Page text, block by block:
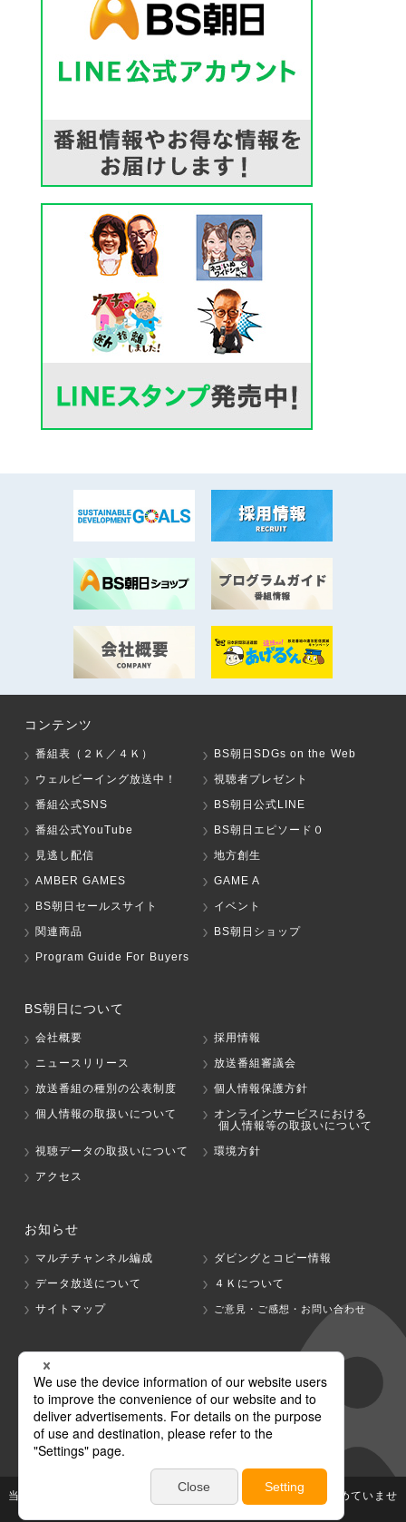
コンテンツ
番組表（２Ｋ／４Ｋ）
BS朝日SDGs on the Web
ウェルビーイング放送中！
視聴者プレゼント
番組公式SNS
BS朝日公式LINE
番組公式YouTube
BS朝日エピソード０
見逃し配信
地方創生
AMBER GAMES
GAME A
BS朝日セールスサイト
イベント
関連商品
BS朝日ショップ
Program Guide For Buyers
BS朝日について
会社概要
採用情報
ニュースリリース
放送番組審議会
放送番組の種別の公表制度
個人情報保護方針
個人情報の取扱いについて
オンラインサービスにおける
個人情報等の取扱いについて
視聴データの取扱いについて
環境方針
アクセス
お知らせ
マルチチャンネル編成
ダビングとコピー情報
データ放送について
４Ｋについて
サイトマップ
ご意見・ご感想・お問い合わせ
グループ会社
テレビ朝日 テレ朝チャンネル
当社が著作権、著作隣接権を有する放送番組等の無断利用は認めていませ
ん。